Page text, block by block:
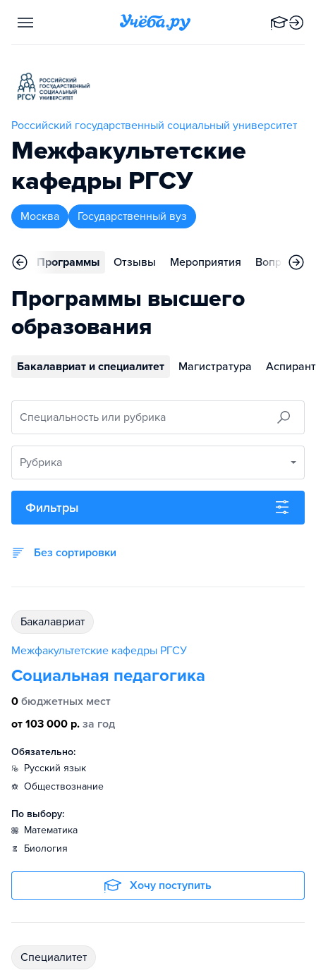
Российский государственный социальный университет
Межфакультетские
кафедры РГСУ
Москва Государственный вуз
Программы Отзывы Мероприятия Вопросы
Программы высшего
образования
Бакалавриат и специалитет Магистратура
Специальность или рубрика
Рубрика
Фильтры
Без сортировки
бакалавриат
Межфакультетские кафедры РГСУ
Социальная педагогика
0 бюджетных мест
от 103 000 р. за год
Обязательно:
русский язык
обществознание
По выбору:
математика
биология
Хочу поступить
специалитет